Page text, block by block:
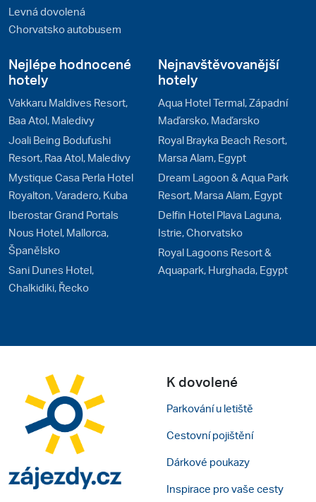
Levná dovolená
Chorvatsko autobusem
Nejlépe hodnocené
hotely
Vakkaru Maldives Resort,
Baa Atol, Maledivy
Joali Being Bodufushi
Resort, Raa Atol, Maledivy
Mystique Casa Perla Hotel
Royalton, Varadero, Kuba
Iberostar Grand Portals
Nous Hotel, Mallorca,
Španělsko
Sani Dunes Hotel,
Chalkidiki, Řecko
Nejnavštěvovanější
hotely
Aqua Hotel Termal, Západní
Maďarsko, Maďarsko
Royal Brayka Beach Resort,
Marsa Alam, Egypt
Dream Lagoon & Aqua Park
Resort, Marsa Alam, Egypt
Delfin Hotel Plava Laguna,
Istrie, Chorvatsko
Royal Lagoons Resort &
Aquapark, Hurghada, Egypt
K dovolené
Parkování u letiště
Cestovní pojištění
Dárkové poukazy
Inspirace pro vaše cesty
Tato webová stránka používá cookies
K personalizaci obsahu a reklam, poskytování funkcí
sociálních médií a analýze naší návštěvnosti využíváme
soubory cookie. Informace o tom, jak náš web používáte,